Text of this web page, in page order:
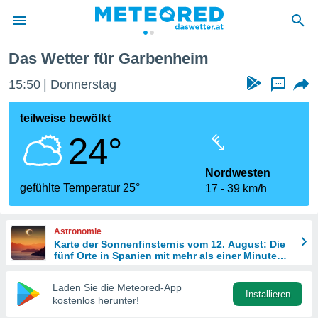
wurde
dass
sind.
diese
Das Wetter für Garbenheim
15:50 Donnerstag ...
teilweise bewölkt
24°
gefühlte Temperatur 25°
Nordwesten
17
39 km/h
Astronomie
Karte der Sonnenfinsternis vom 12. August: Die
fünf Orte in Spanien mit mehr als einer Minute
Laden Sie die Meteored-App
kostenlos herunter!
Installieren